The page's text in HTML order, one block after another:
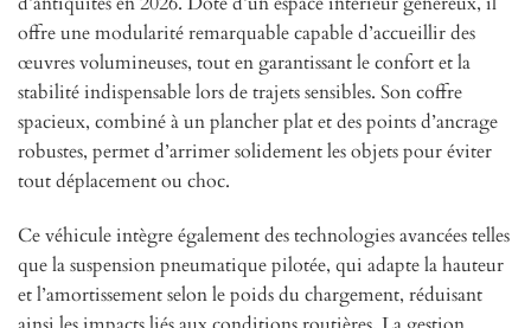
offre une modularité remarquable capable d’accueillir des
œuvres volumineuses, tout en garantissant le confort et la
stabilité indispensable lors de trajets sensibles. Son coffre
spacieux, combiné à un plancher plat et des points d’ancrage
robustes, permet d’arrimer solidement les objets pour éviter
tout déplacement ou choc.
Ce véhicule intègre également des technologies avancées telles
que la suspension pneumatique pilotée, qui adapte la hauteur
et l’amortissement selon le poids du chargement, réduisant